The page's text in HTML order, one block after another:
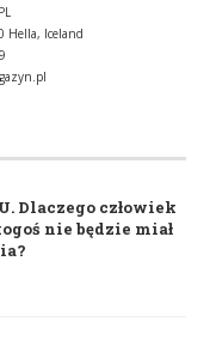
Hella, Iceland
Dlaczego człowiek
nie będzie miał